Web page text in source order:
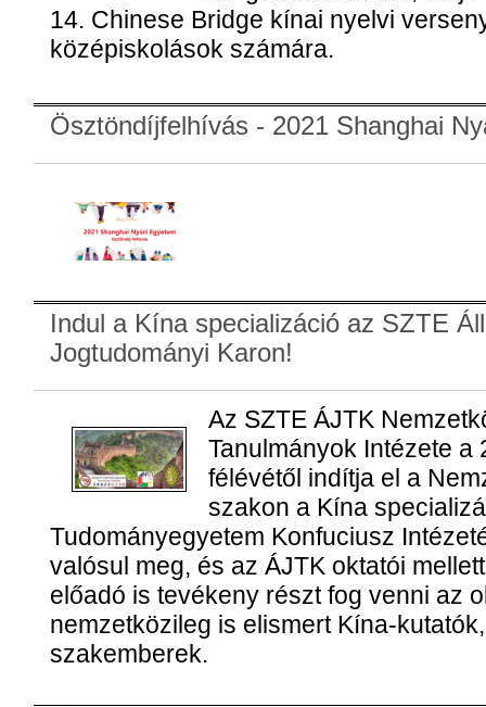
14. Chinese Bridge kínai nyelvi
középiskolások számára.
Ösztöndíjfelhívás - 2021 Shanghai
Indul a Kína specializáció az SZTE
Jogtudományi Karon!
Az SZTE ÁJTK
Tanulmányok Intézete
félévétől indítja el a
szakon a Kína
Tudományegyetem Konfuciusz
valósul meg, és az ÁJTK oktatói
előadó is tevékeny részt fog venni az
nemzetközileg is elismert Kína-
szakemberek.